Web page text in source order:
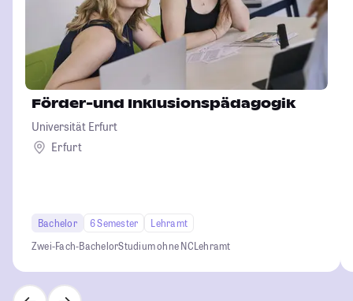
Förder-und Inklusionspädagogik
Universität Erfurt
Erfurt
Bachelor 6 Semester
Lehramt
Zwei-Fach-BachelorStudium ohne NCLehramt